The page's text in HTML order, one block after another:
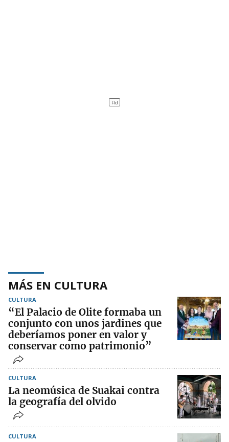
MÁS EN CULTURA
CULTURA
“El Palacio de Olite formaba un
conjunto con unos jardines que
deberíamos poner en valor y
conservar como patrimonio”
CULTURA
La neomúsica de Suakai contra
la geografía del olvido
CULTURA